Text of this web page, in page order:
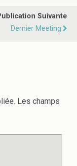
Suivante
Dernier Meeting
Les champs